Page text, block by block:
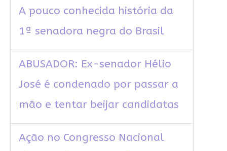
A pouco conhecida história da
1ª senadora negra do Brasil
ABUSADOR: Ex-senador Hélio
José é condenado por passar a
mão e tentar beijar candidatas
Ação no Congresso Nacional